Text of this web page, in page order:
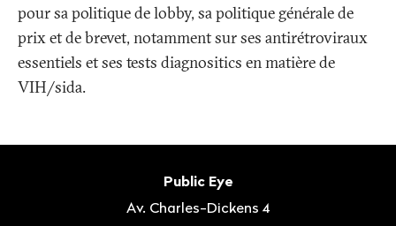
pour sa politique de lobby, sa politique générale de
prix et de brevet, notamment sur ses antirétroviraux
essentiels et ses tests diagnositics en matière de
VIH/sida.
Public Eye
Av. Charles-Dickens 4